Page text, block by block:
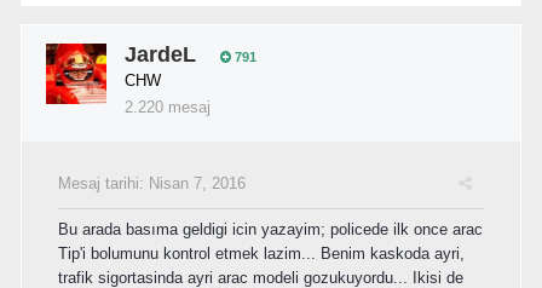
JardeL 791
CHW
2.220 mesaj
Mesaj tarihi: Nisan 7, 2016
Bu arada basıma geldigi icin yazayim; policede ilk once arac
Tip'i bolumunu kontrol etmek lazim... Benim kaskoda ayri,
trafik sigortasinda ayri arac modeli gozukuyordu... Ikisi de